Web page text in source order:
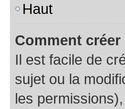
Haut
Comment
Il est facile de
sujet ou la
les